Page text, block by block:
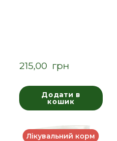
215,00  грн
Додати в
кошик
Лікувальний корм